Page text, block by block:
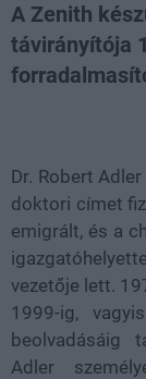
A Zenith
távirányítója
Dr. Robert
doktori címet
emigrált, és a
vezetője lett.
1999-ig,
beolvadásáig
Adler